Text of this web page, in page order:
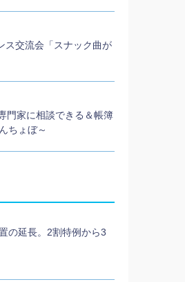
ス交流会「スナック曲が
家に相談できる＆帳簿
ちょぼ～
の延長。2割特例から3